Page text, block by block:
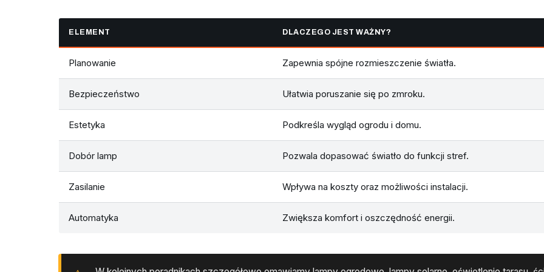
ELEMENT DLACZEGO JEST WAŻNY?
Planowanie Zapewnia spójne rozmieszczenie światła.
Bezpieczeństwo Ułatwia poruszanie się po zmroku.
Estetyka Podkreśla wygląd ogrodu i domu.
Dobór lamp Pozwala dopasować światło do funkcji stref.
Zasilanie Wpływa na koszty oraz możliwości instalacji.
Automatyka Zwiększa komfort i oszczędność energii.